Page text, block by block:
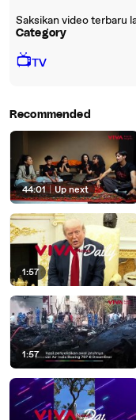
Saksikan video terbaru
Category
📺TV
Recommended
44:01 | Up next
1:57
1:57